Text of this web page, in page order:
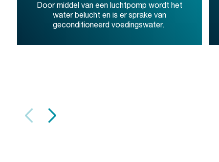
Door middel van een luchtpomp wordt het
water belucht en is er sprake van
geconditioneerd voedingswater.